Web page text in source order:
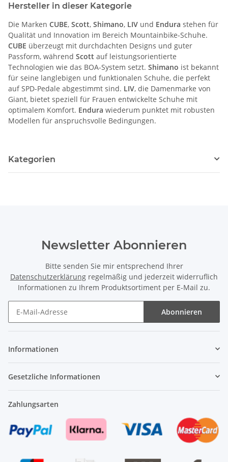
Hersteller in dieser Kategorie
Die Marken CUBE, Scott, Shimano, LIV und Endura stehen für
Qualität und Innovation im Bereich Mountainbike-Schuhe.
CUBE überzeugt mit durchdachten Designs und guter
Passform, während Scott auf leistungsorientierte
Technologien wie das BOA-System setzt. Shimano ist bekannt
für seine langlebigen und funktionalen Schuhe, die perfekt
auf SPD-Pedale abgestimmt sind. LIV, die Damenmarke von
Giant, bietet speziell für Frauen entwickelte Schuhe mit
optimalem Komfort. Endura wiederum punktet mit robusten
Modellen für anspruchsvolle Bedingungen.
Kategorien
Newsletter Abonnieren
Bitte senden Sie mir entsprechend Ihrer
Datenschutzerklärung regelmäßig und jederzeit widerruflich
Informationen zu Ihrem Produktsortiment per E-Mail zu.
Abonnieren
Informationen
Gesetzliche Informationen
Zahlungsarten